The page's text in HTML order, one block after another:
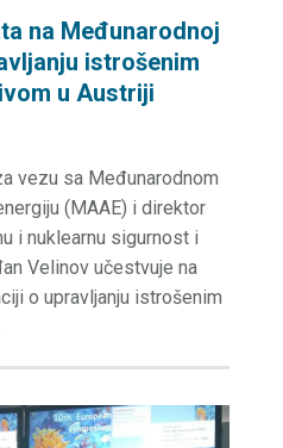
na Međunarodnoj
istrošenim
u Austriji
vezu sa Međunarodnom
(MAAE) i direktor
i nuklearnu sigurnost i
Velinov učestvuje na
o upravljanju istrošenim